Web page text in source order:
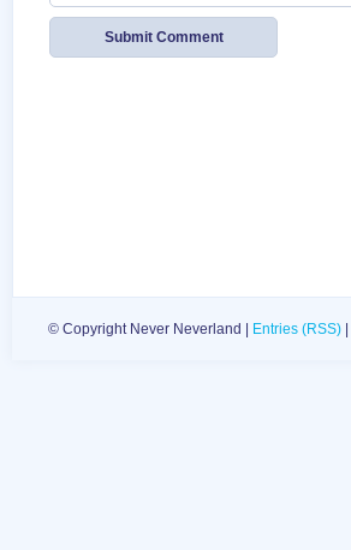
© Copyright Never Neverland | Entries (RSS)